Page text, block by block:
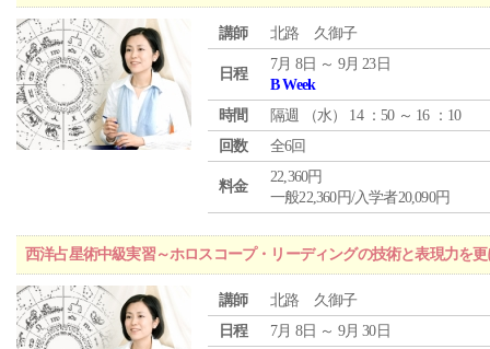
講師 北路 久御子
日程
7月 8日 ～ 9月 23日
B Week
時間
隔週 （水） 14 ：50 ～ 16 ：10
回数
全6回
料金
22,360円
一般22,360円/入学者20,090円
西洋占星術中級実習～ホロスコープ・リーディングの技術と表現力を
講師
北路 久御子
日程
7月 8日 ～ 9月 30日